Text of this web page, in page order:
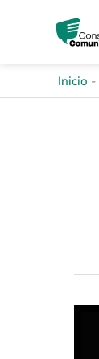
Inicio -